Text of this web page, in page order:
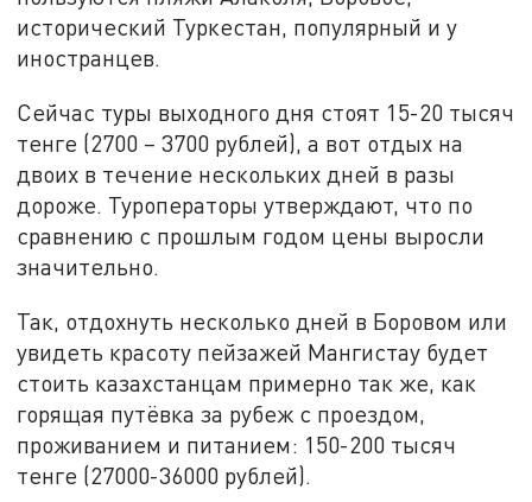
исторический Туркестан, популярный и у
иностранцев.
Сейчас туры выходного дня стоят 15-20 тысяч
тенге (2700 – 3700 рублей), а вот отдых на
двоих в течение нескольких дней в разы
дороже. Туроператоры утверждают, что по
сравнению с прошлым годом цены выросли
значительно.
Так, отдохнуть несколько дней в Боровом или
увидеть красоту пейзажей Мангистау будет
стоить казахстанцам примерно так же, как
горящая путёвка за рубеж с проездом,
проживанием и питанием: 150-200 тысяч
тенге (27000-36000 рублей).